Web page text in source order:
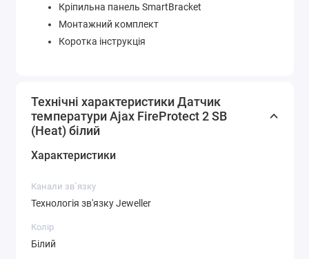
Кріпильна панель SmartBracket
Монтажний комплект
Коротка інструкція
Технічні характеристики Датчик
температури Ajax FireProtect 2 SB
(Heat) білий
Характеристики
Канали зв`язку
Технологія зв'язку Jeweller
Колір
Білий